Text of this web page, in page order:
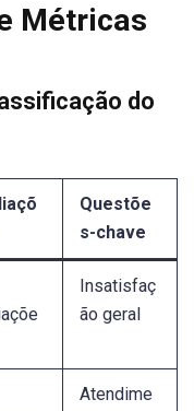
Métricas
do
Questõe
s-chave
Insatisfaç
ão geral
Atendime